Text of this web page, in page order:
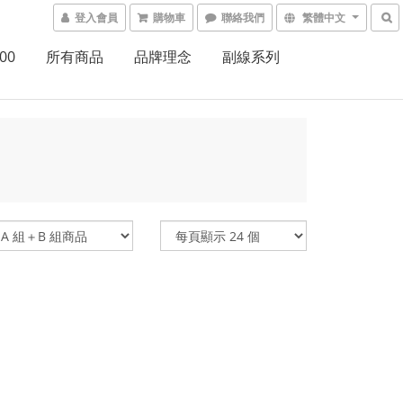
登入會員 購物車 聯絡我們 繁體中文
所有商品 品牌理念 副線系列